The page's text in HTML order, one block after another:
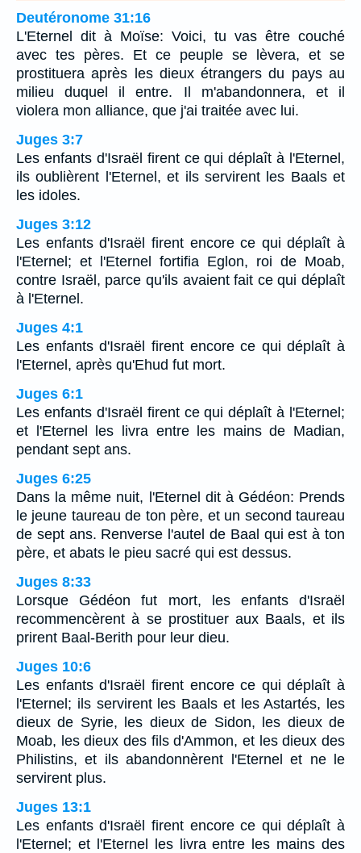
Deutéronome 31:16
L'Eternel dit à Moïse: Voici, tu vas être couché
avec tes pères. Et ce peuple se lèvera, et se
prostituera après les dieux étrangers du pays au
milieu duquel il entre. Il m'abandonnera, et il
violera mon alliance, que j'ai traitée avec lui.
Juges 3:7
Les enfants d'Israël firent ce qui déplaît à l'Eternel,
ils oublièrent l'Eternel, et ils servirent les Baals et
les idoles.
Juges 3:12
Les enfants d'Israël firent encore ce qui déplaît à
l'Eternel; et l'Eternel fortifia Eglon, roi de Moab,
contre Israël, parce qu'ils avaient fait ce qui déplaît
à l'Eternel.
Juges 4:1
Les enfants d'Israël firent encore ce qui déplaît à
l'Eternel, après qu'Ehud fut mort.
Juges 6:1
Les enfants d'Israël firent ce qui déplaît à l'Eternel;
et l'Eternel les livra entre les mains de Madian,
pendant sept ans.
Juges 6:25
Dans la même nuit, l'Eternel dit à Gédéon: Prends
le jeune taureau de ton père, et un second taureau
de sept ans. Renverse l'autel de Baal qui est à ton
père, et abats le pieu sacré qui est dessus.
Juges 8:33
Lorsque Gédéon fut mort, les enfants d'Israël
recommencèrent à se prostituer aux Baals, et ils
prirent Baal-Berith pour leur dieu.
Juges 10:6
Les enfants d'Israël firent encore ce qui déplaît à
l'Eternel; ils servirent les Baals et les Astartés, les
dieux de Syrie, les dieux de Sidon, les dieux de
Moab, les dieux des fils d'Ammon, et les dieux des
Philistins, et ils abandonnèrent l'Eternel et ne le
servirent plus.
Juges 13:1
Les enfants d'Israël firent encore ce qui déplaît à
l'Eternel; et l'Eternel les livra entre les mains des